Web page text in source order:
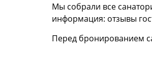
Мы собрали все
информация: отзывы
Перед бронированием